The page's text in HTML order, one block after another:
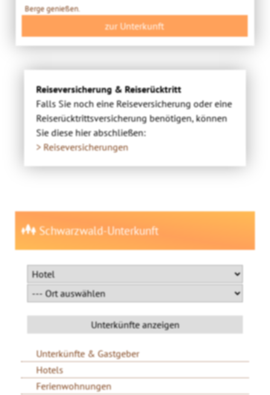
Berge genießen.
zur Unterkunft
Reiseversicherung & Reiserücktritt
Falls Sie noch eine Reiseversicherung oder eine
Reiserücktrittsversicherung benötigen, können
Sie diese hier abschließen:
> Reiseversicherungen
Schwarzwald-Unterkunft
Unterkünfte & Gastgeber
Hotels
Ferienwohnungen